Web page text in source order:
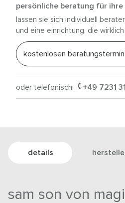
persönliche beratung für ihre
lassen sie sich individuell
und eine einrichtung, die
kostenlosen
oder telefonisch: +49 7231
details
sam son von